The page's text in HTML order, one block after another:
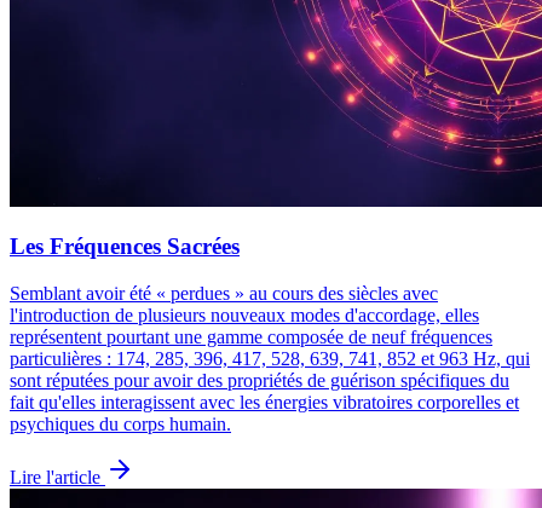
Les Fréquences Sacrées
Semblant avoir été « perdues » au cours des siècles avec
l'introduction de plusieurs nouveaux modes d'accordage, elles
représentent pourtant une gamme composée de neuf fréquences
particulières : 174, 285, 396, 417, 528, 639, 741, 852 et 963 Hz, qui
sont réputées pour avoir des propriétés de guérison spécifiques du
fait qu'elles interagissent avec les énergies vibratoires corporelles et
psychiques du corps humain.
Lire l'article